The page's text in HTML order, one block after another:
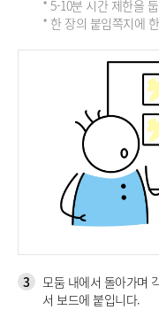
* 5-10분 시간 제한을
* 한 장의 붙임쪽지에
3
모둠 내에서 돌아가며
서 보드에 붙입니다.